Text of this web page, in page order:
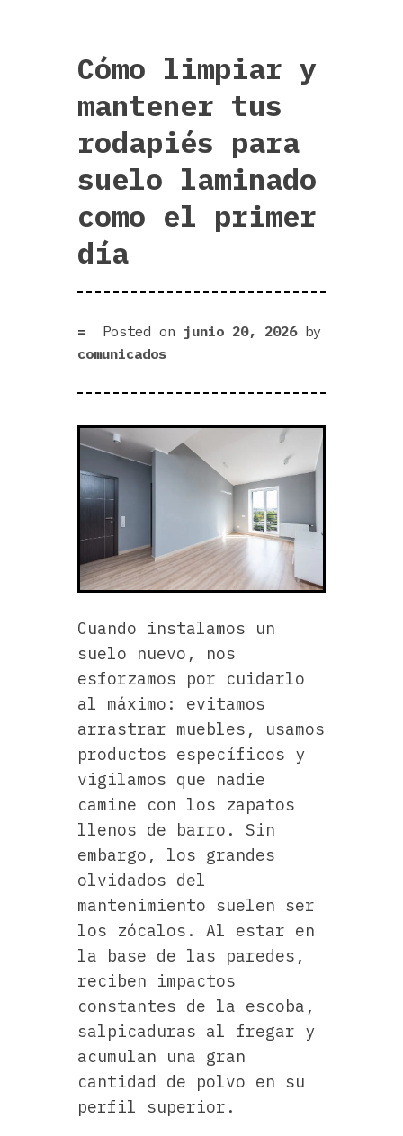
Cómo limpiar y
mantener tus
rodapiés para
suelo laminado
como el primer
día
Posted on junio 20, 2026by
comunicados
Cuando instalamos un
suelo nuevo, nos
esforzamos por cuidarlo
al máximo: evitamos
arrastrar muebles, usamos
productos específicos y
vigilamos que nadie
camine con los zapatos
llenos de barro. Sin
embargo, los grandes
olvidados del
mantenimiento suelen ser
los zócalos. Al estar en
la base de las paredes,
reciben impactos
constantes de la escoba,
salpicaduras al fregar y
acumulan una gran
cantidad de polvo en su
perfil superior.